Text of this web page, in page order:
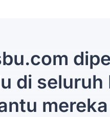
di seluruh